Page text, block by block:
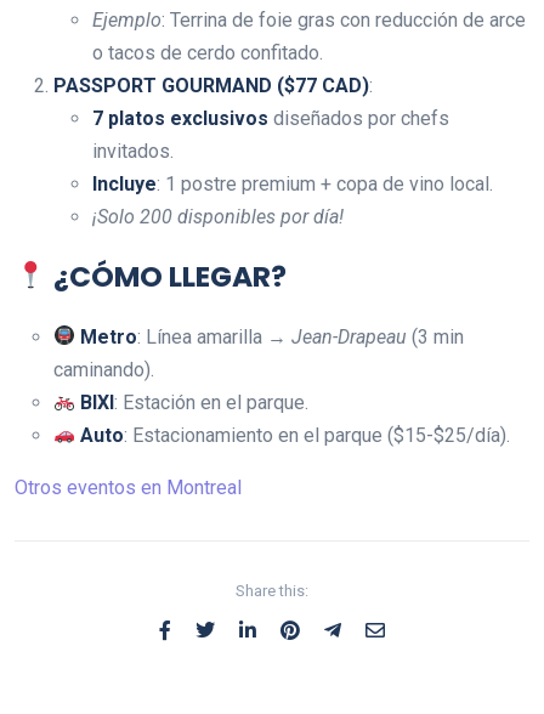
Ejemplo: Terrina de foie gras con reducción de arce
o tacos de cerdo confitado.
PASSPORT GOURMAND ($77 CAD):
7 platos exclusivos diseñados por chefs
invitados.
Incluye: 1 postre premium + copa de vino local.
¡Solo 200 disponibles por día!
¿CÓMO LLEGAR?
Metro: Línea amarilla →Jean-Drapeau (3 min
caminando).
BIXI: Estación en el parque.
Auto: Estacionamiento en el parque ($15-$25/día).
Otros eventos en Montreal
Share this: